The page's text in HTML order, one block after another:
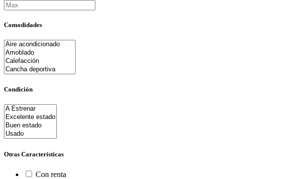
Comodidades
Condición
Otras Características
Con renta